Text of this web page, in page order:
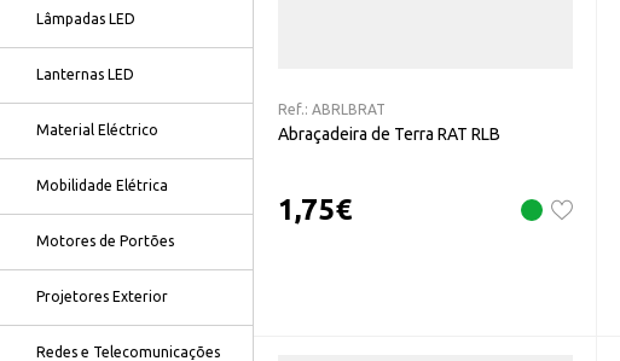
Lâmpadas LED
Lanternas LED
Material Eléctrico
Mobilidade Elétrica
Motores de Portões
Projetores Exterior
Redes e Telecomunicações
Ref.: ABRLBRAT
Abraçadeira de Terra RAT RLB
1,75€